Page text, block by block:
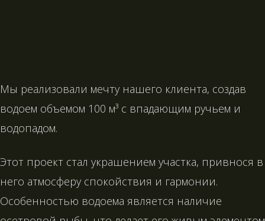
Мы реализовали мечту нашего клиента, создав
водоем объемом 100 м³ с впадающим ручьем и
водопадом.
Этот проект стал украшением участка, привнося в
него атмосферу спокойствия и гармонии.
Особенностью водоема является наличие